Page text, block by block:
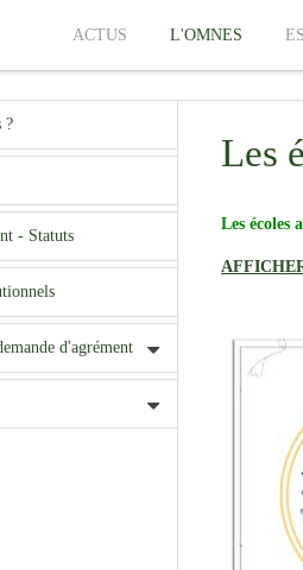
ACTUS L'OMNES
?
- Statuts
d'agrément
Les
Les écoles